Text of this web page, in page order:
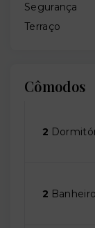
Segurança
Terraço
Cômodos
2
2